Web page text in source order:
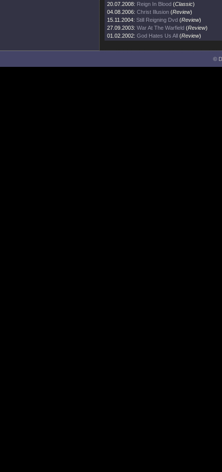
20.07.2008: Reign In Blood (Classic)
04.08.2006: Christ Illusion (Review)
15.11.2004: Still Reigning Dvd (Review)
27.09.2003: War At The Warfield (Review)
01.02.2002: God Hates Us All (Review)
©